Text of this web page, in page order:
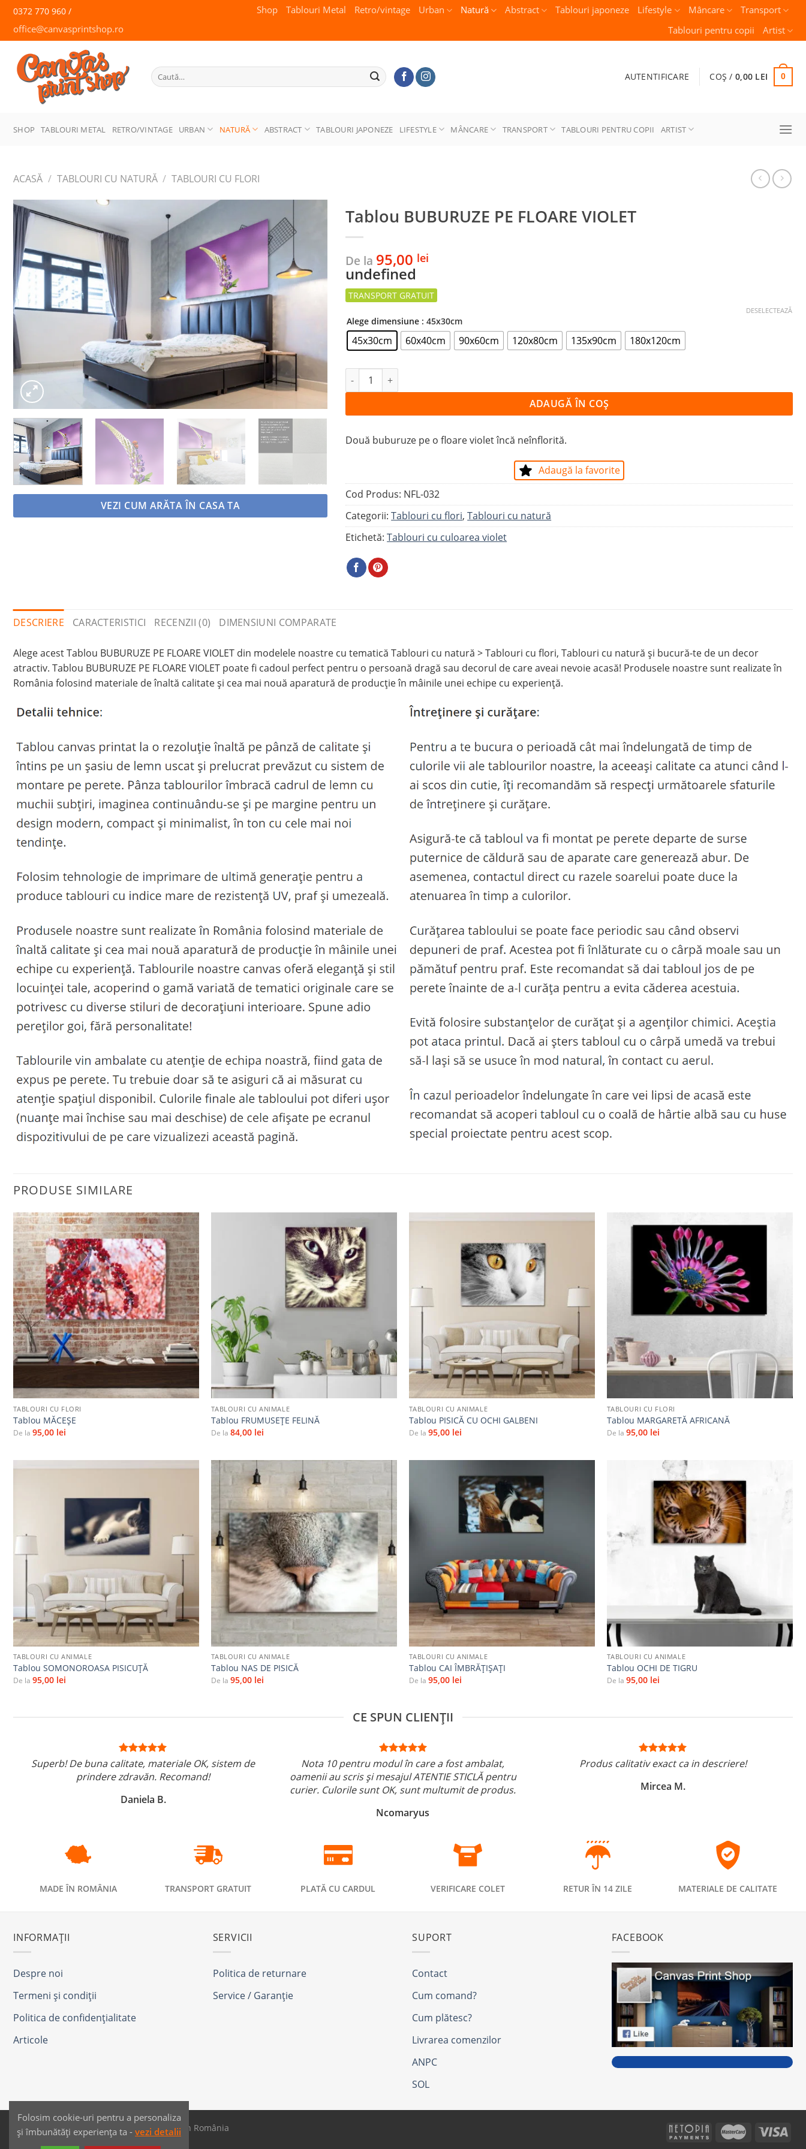
Skip
content
0372 770 960 /
office@canvasprintshop.ro
Shop Tablouri Metal Retro/vintage Urban Natură Abstract Tablouri japoneze Lifestyle Mâncare
Transport
Tablouri pentru copii
Artist
CANVAS
PRINT SHOP
Caută
după:
AUTENTIFICARE COȘ / 0,00 LEI 0
SHOP TABLOURI METAL RETRO/VINTAGE URBAN NATURĂ ABSTRACT TABLOURI JAPONEZE LIFESTYLE MÂNCARE TRANSPORT TABLOURI PENTRU COPII ARTIST
ACASĂ / TABLOURI CU NATURĂ / TABLOURI CU FLORI
Adaugă
la
favorite
VEZI CUM ARĂTA ÎN CASA TA
Tablou BUBURUZE PE FLOARE VIOLET
De la 95,00 lei
undefined
Alege dimensiune : 45x30cm
45x30cm 60x40cm 90x60cm 120x80cm 135x90cm 180x120cm
DESELECTEAZĂ
Cantitate Tablou BUBURUZE PE FLOARE VIOLET
ADAUGĂ ÎN COȘ
Două buburuze pe o floare violet încă neînflorită.
Adaugă la favorite
Cod Produs: NFL-032
Categorii:Tablouri cu flori,Tablouri cu natură
Etichetă:Tablouri cu culoarea violet
DESCRIERE CARACTERISTICI RECENZII (0) DIMENSIUNI COMPARATE
Alege acest Tablou BUBURUZE PE FLOARE VIOLET din modelele noastre cu tematică Tablouri cu natură > Tablouri cu flori, Tablouri cu natură și bucură-te de un decor
atractiv. Tablou BUBURUZE PE FLOARE VIOLET poate fi cadoul perfect pentru o persoană dragă sau decorul de care aveai nevoie acasă! Produsele noastre sunt realizate în
România folosind materiale de înaltă calitate și cea mai nouă aparatură de producție în mâinile unei echipe cu experiență.
PRODUSE SIMILARE
Adaugă
la
favorite
TABLOURI CU FLORI
Tablou MĂCEŞE
De la 95,00 lei
Adaugă
favorite
TABLOURI CU ANIMALE
Tablou FRUMUSEȚE FELINĂ
De la 84,00 lei
TABLOURI CU ANIMALE
Tablou PISICĂ CU OCHI GALBENI
De la 95,00 lei
TABLOURI CU FLORI
Tablou MARGARETĂ AFRICANĂ
De la 95,00 lei
TABLOURI CU ANIMALE
Tablou SOMONOROASA PISICUȚĂ
De la 95,00 lei
Adaugă
la
favorite
TABLOURI CU ANIMALE
Tablou NAS DE PISICĂ
De la 95,00 lei
+
TABLOURI CU ANIMALE
Tablou CAI ÎMBRĂȚIȘAȚI
De la 95,00 lei
+
TABLOURI CU ANIMALE
Tablou OCHI DE TIGRU
De la 95,00 lei
CE SPUN CLIENȚII
Superb! De buna calitate, materiale OK, sistem de
prindere zdravăn. Recomand!
Daniela B.
Nota 10 pentru modul în care a fost ambalat,
oamenii au scris și mesajul ATENTIE STICLĂ pentru
curier. Culorile sunt OK, sunt multumit de produs.
Ncomaryus
Produs calitativ exact ca in descriere!
Mircea M.
MADE ÎN ROMÂNIA TRANSPORT GRATUIT PLATĂ CU CARDUL VERIFICARE COLET RETUR ÎN 14 ZILE MATERIALE DE CALITATE
INFORMAȚII
Despre noi
Termeni și condiții
Politica de confidențialitate
Articole
SERVICII
Politica de returnare
Service / Garanție
SUPORT
Contact
Cum comand?
Cum plătesc?
Livrarea comenzilor
ANPC
SOL
FACEBOOK
SAIKO MEDIA & SIGNS - Produse fabricate în România
Dezvoltat de JPG MEDIA
Folosim cookie-uri pentru a personaliza
și îmbunătăți experiența ta - vezi detalii